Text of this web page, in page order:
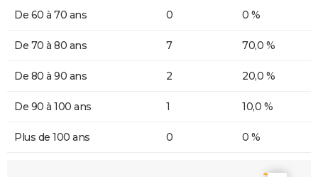
De 60 à 70 ans 0 0 %
De 70 à 80 ans 7 70,0 %
De 80 à 90 ans 2 20,0 %
De 90 à 100 ans 1 10,0 %
Plus de 100 ans 0 0 %